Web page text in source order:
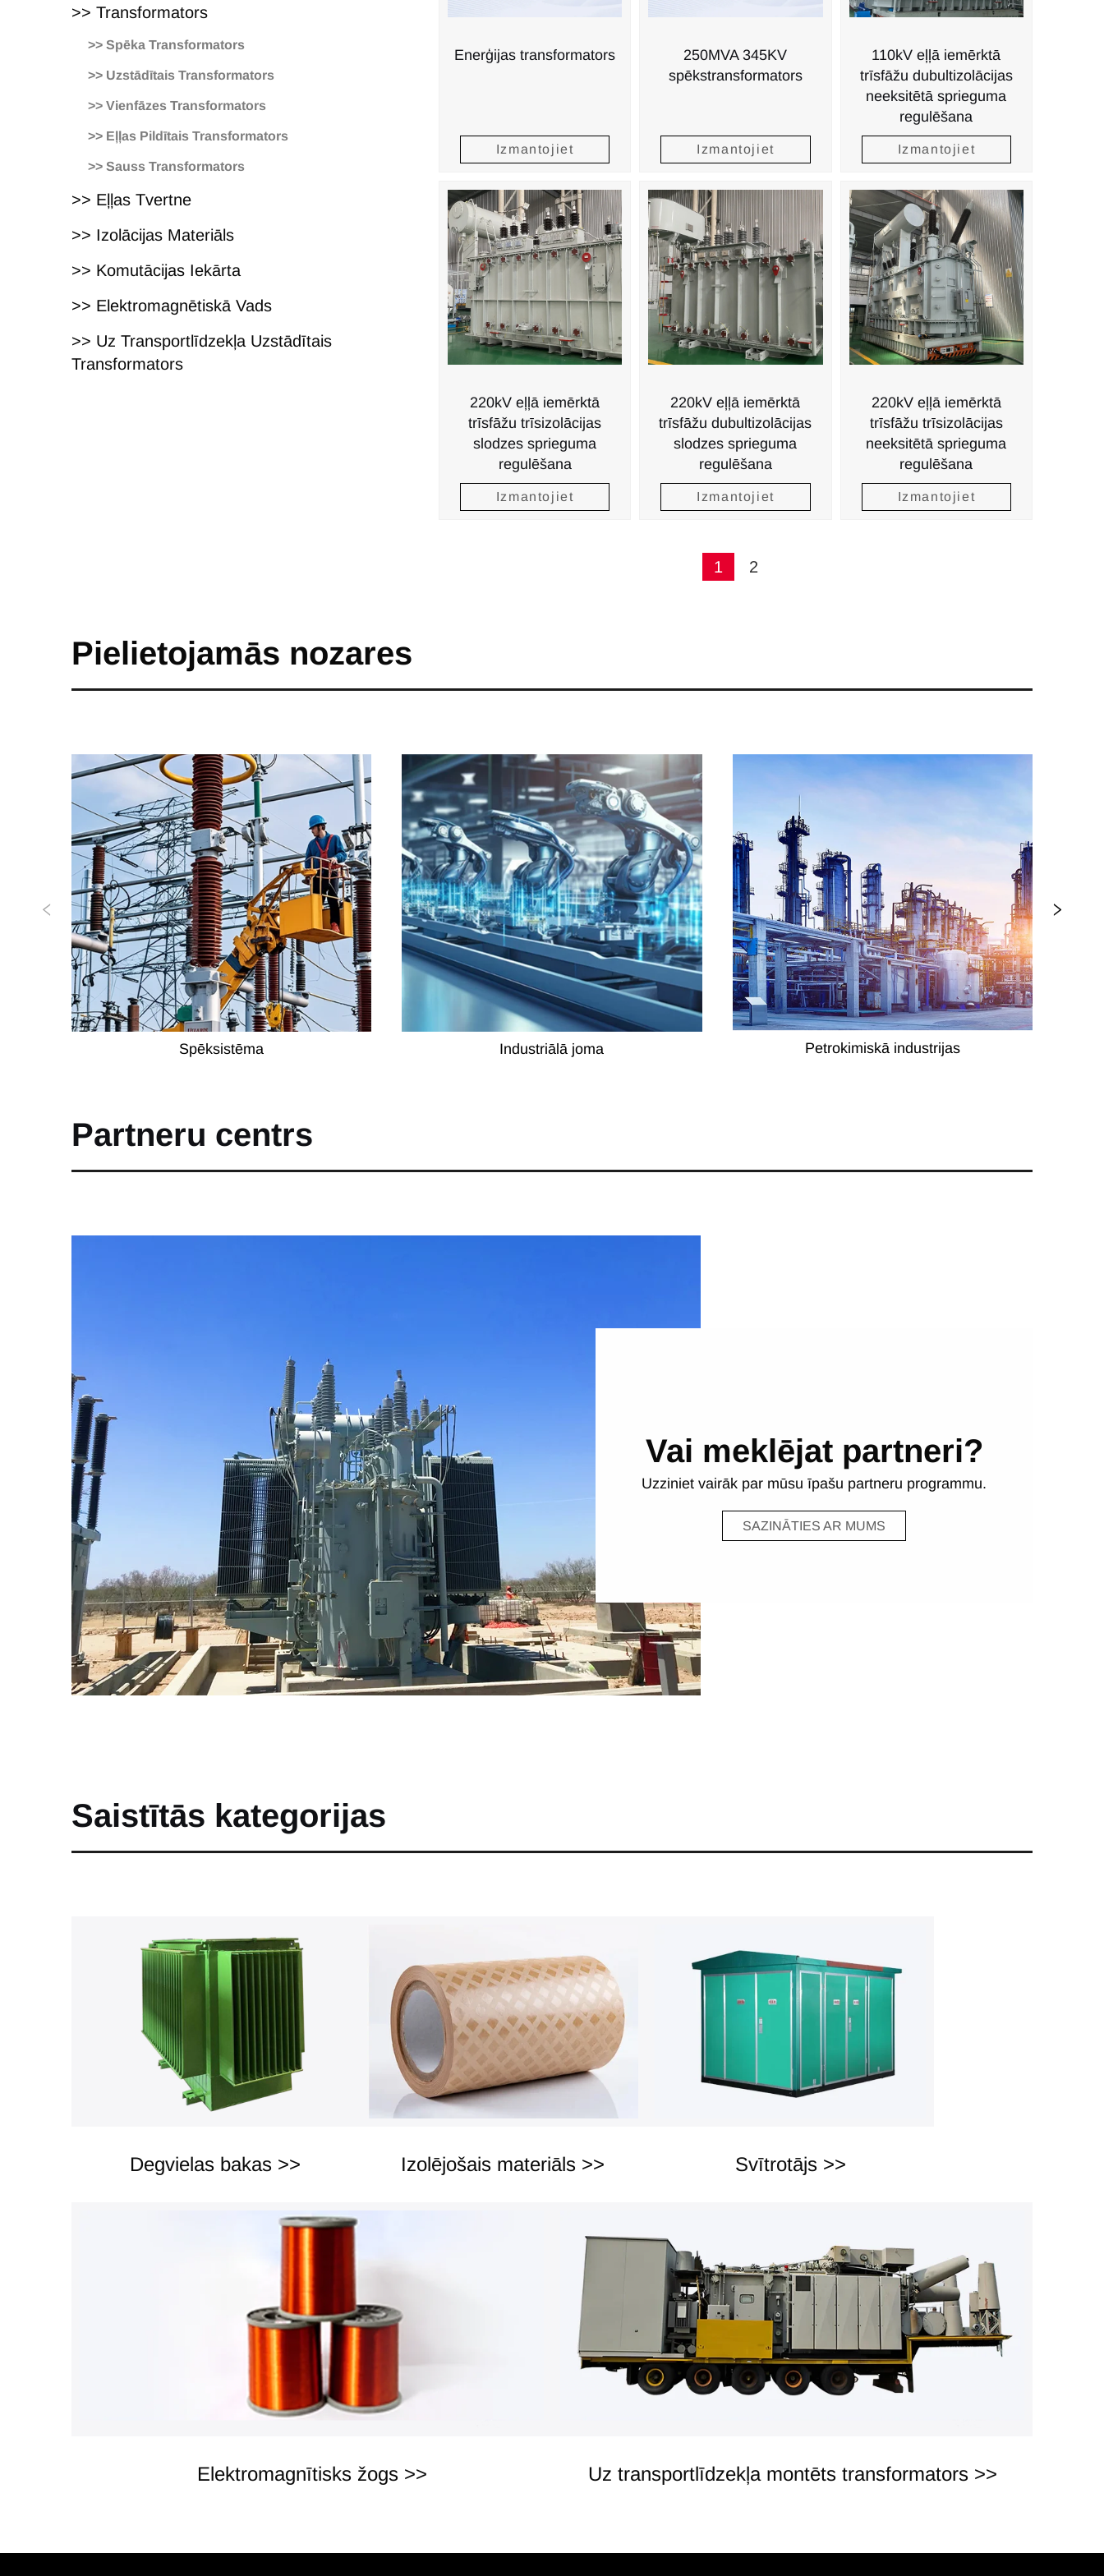
>> Transformators
>> Spēka Transformators
>> Uzstādītais Transformators
>> Vienfāzes Transformators
>> Eļļas Pildītais Transformators
>> Sauss Transformators
>> Eļļas Tvertne
>> Izolācijas Materiāls
>> Komutācijas Iekārta
>> Elektromagnētiskā Vads
>> Uz Transportlīdzekļa Uzstādītais
Transformators
Enerģijas transformators
Izmantojiet
250MVA 345KV
spēkstransformators
Izmantojiet
110kV eļļā iemērktā
trīsfāžu dubultizolācijas
neeksitētā sprieguma
regulēšana
Izmantojiet
220kV eļļā iemērktā
trīsfāžu trīsizolācijas
slodzes sprieguma
regulēšana
Izmantojiet
220kV eļļā iemērktā
trīsfāžu dubultizolācijas
slodzes sprieguma
regulēšana
Izmantojiet
220kV eļļā iemērktā
trīsfāžu trīsizolācijas
neeksitētā sprieguma
regulēšana
Izmantojiet
1 2
Pielietojamās nozares
Spēksistēma Industriālā joma Petrokimiskā industrijas
Partneru centrs
Vai meklējat partneri?
Uzziniet vairāk par mūsu īpašu partneru programmu.
SAZINĀTIES AR MUMS
Saistītās kategorijas
Degvielas bakas >> Izolējošais materiāls >> Svītrotājs >>
Elektromagnītisks žogs >> Uz transportlīdzekļa montēts transformators >>